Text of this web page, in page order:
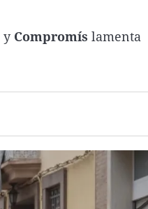
y Compromís lamenta